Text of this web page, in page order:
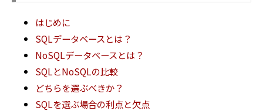
はじめに
SQLデータベースとは？
NoSQLデータベースとは？
SQLとNoSQLの比較
どちらを選ぶべきか？
SQLを選ぶ場合の利点と欠点